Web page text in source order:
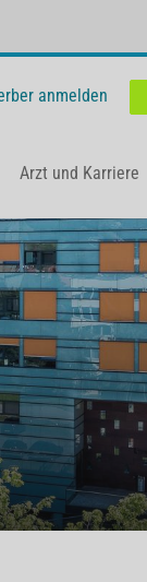
anmelden
Arzt und Karriere